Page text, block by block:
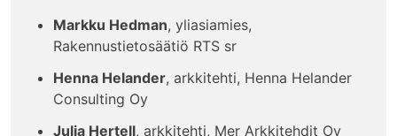
Markku Hedman, yliasiamies,
Rakennustietosäätiö RTS sr
Henna Helander, arkkitehti, Henna Helander
Consulting Oy
Julia Hertell, arkkitehti, Mer Arkkitehdit Oy